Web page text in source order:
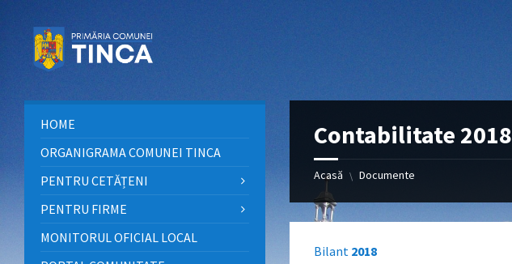
conținut
laterală
stângă
subsol
Contabilitate 2018
Acasă \ Documente
Bilant 2018
HOME
ORGANIGRAMA COMUNEI TINCA
PENTRU CETĂȚENI
PENTRU FIRME
MONITORUL OFICIAL LOCAL